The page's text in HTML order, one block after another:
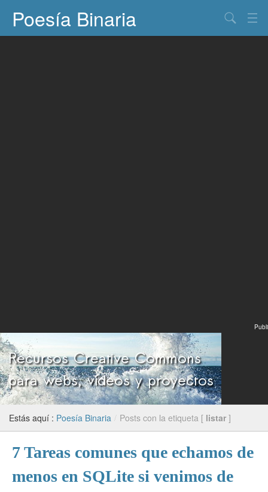
Poesía Binaria
Publi
Estás aquí : Poesía Binaria / Posts con la etiqueta [ listar ]
7 Tareas comunes que echamos de
menos en SQLite si venimos de